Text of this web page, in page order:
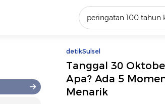
Loading...
Promoted
detikSulsel
Tanggal 30
Apa? Ada 5
Menarik